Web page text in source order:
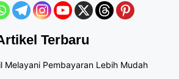
Terbaru
Melayani Pembayaran Lebih Mudah